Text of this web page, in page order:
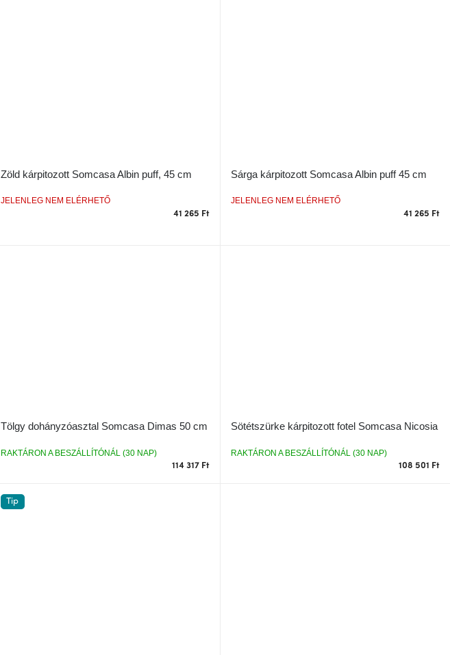
Zöld kárpitozott Somcasa Albin puff, 45 cm
JELENLEG NEM ELÉRHETŐ
41 265 Ft
Sárga kárpitozott Somcasa Albin puff 45 cm
JELENLEG NEM ELÉRHETŐ
41 265 Ft
Tölgy dohányzóasztal Somcasa Dimas 50 cm
RAKTÁRON A BESZÁLLÍTÓNÁL (30 NAP)
114 317 Ft
Sötétszürke kárpitozott fotel Somcasa Nicosia
RAKTÁRON A BESZÁLLÍTÓNÁL (30 NAP)
108 501 Ft
Tip